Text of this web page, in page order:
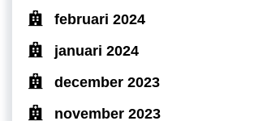
februari 2024
januari 2024
december 2023
november 2023